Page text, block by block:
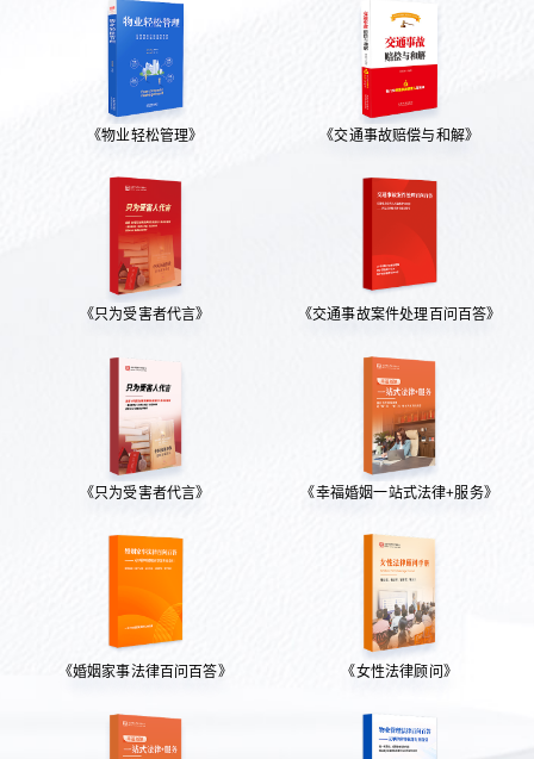
《物业轻松管理》 《交通事故赔偿与和解》
《只为受害者代言》 《交通事故案件处理百问百答》
《只为受害者代言》 《幸福婚姻一站式法律+服务》
《婚姻家事法律百问百答》 《女性法律顾问》